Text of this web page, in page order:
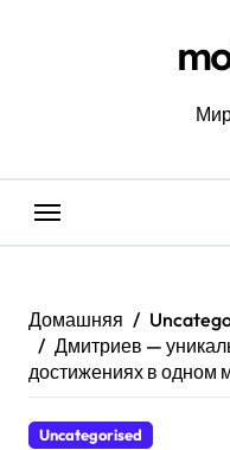
Домашняя
Дмитриев —
достижениях в одном
Uncategorised